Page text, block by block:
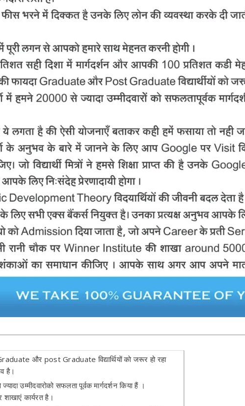
और post Graduate विद्यार्थियों को जरूर हो रहा
है।
उम्मीदवारोको सफलता पूर्वक मार्गदर्शन किया हैं ।
शाखाएं कार्यरत है।